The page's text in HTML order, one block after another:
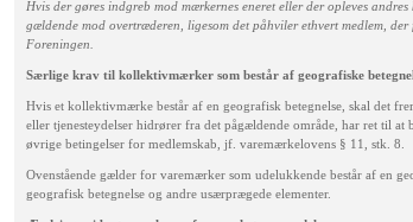
Hvis der gøres indgreb mod mærkernes eneret eller der opleves
gældende mod overtræderen, ligesom det påhviler ethvert medlem,
Foreningen.
Særlige krav til kollektivmærker som består af geografiske
Hvis et kollektivmærke består af en geografisk betegnelse, skal det
eller tjenesteydelser hidrører fra det pågældende område, har ret til
øvrige betingelser for medlemskab, jf. varemærkelovens § 11, stk. 8.
Ovenstående gælder for varemærker som udelukkende består af en
geografisk betegnelse og andre usærprægede elementer.